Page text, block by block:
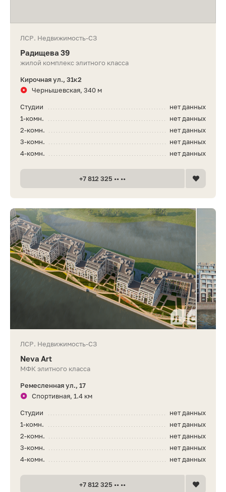
ЛСР. Недвижимость-СЗ
Радищева 39
жилой комплекс элитного класса
Кирочная ул., 31к2
Чернышевская, 340 м
нет данных
Студии
нет данных
1-комн.
нет данных
2-комн.
нет данных
3-комн.
нет данных
4-комн.
+7 812 325 •• ••
ЛСР. Недвижимость-СЗ
Neva Art
МФК элитного класса
Ремесленная ул., 17
Спортивная, 1.4 км
нет данных
Студии
нет данных
1-комн.
нет данных
2-комн.
нет данных
3-комн.
нет данных
4-комн.
+7 812 325 •• ••